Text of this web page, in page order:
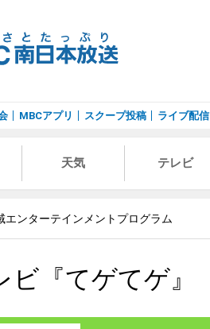
MBCアプリ スクープ投稿 ライブ配信
天気 テレビ
エンターテインメントプログラム
ビ『てゲてゲ』